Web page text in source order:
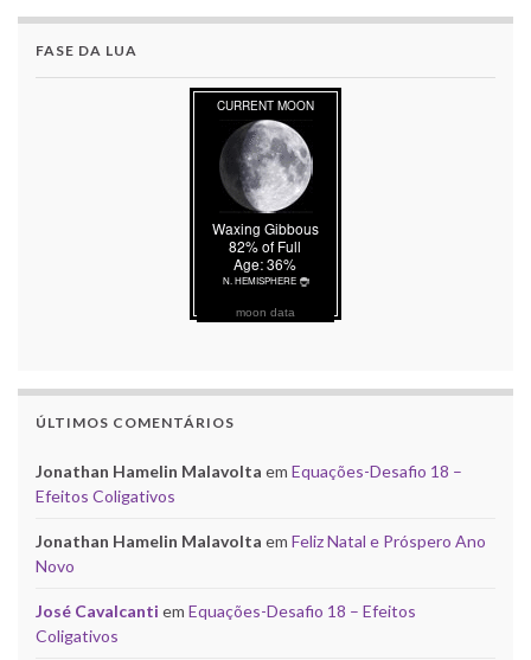
FASE DA LUA
moon data
ÚLTIMOS COMENTÁRIOS
Jonathan Hamelin Malavolta em Equações-Desafio 18 –
Efeitos Coligativos
Jonathan Hamelin Malavolta em Feliz Natal e Próspero Ano
Novo
José Cavalcanti em Equações-Desafio 18 – Efeitos
Coligativos